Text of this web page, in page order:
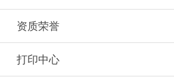
资质荣誉
打印中心